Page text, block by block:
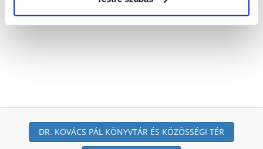
DR. KOVÁCS PÁL KÖNYVTÁR ÉS KÖZÖSSÉGI TÉR